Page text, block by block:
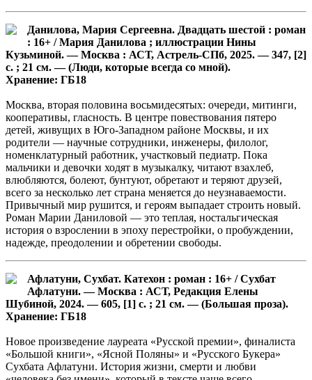
Данилова, Мария Сергеевна. Двадцать шестой : роман
: 16+ / Мария Данилова ; иллюстрации Нины
Кузьминой. — Москва : АСТ, Астрель-СПб, 2025. — 347, [2]
с. ; 21 см. — (Люди, которые всегда со мной).
Хранение: ГБ18
Москва, вторая половина восьмидесятых: очереди, митинги,
кооперативы, гласность. В центре повествования пятеро
детей, живущих в Юго-Западном районе Москвы, и их
родители — научные сотрудники, инженеры, филолог,
номенклатурный работник, участковый педиатр. Пока
мальчики и девочки ходят в музыкалку, читают взахлеб,
влюбляются, болеют, бунтуют, обретают и теряют друзей,
всего за несколько лет страна меняется до неузнаваемости.
Привычный мир рушится, и героям выпадает строить новый.
Роман Марии Даниловой — это теплая, ностальгическая
история о взрослении в эпоху перестройки, о пробуждении,
надежде, преодолении и обретении свободы.
Афлатуни, Сухбат. Катехон : роман : 16+ / Сухбат
Афлатуни. — Москва : АСТ, Редакция Елены
Шубиной, 2024. — 605, [1] с. ; 21 см. — (Большая проза).
Хранение: ГБ18
Новое произведение лауреата «Русской премии», финалиста
«Большой книги», «Ясной Поляны» и «Русского Букера»
Сухбата Афлатуни. История жизни, смерти и любви